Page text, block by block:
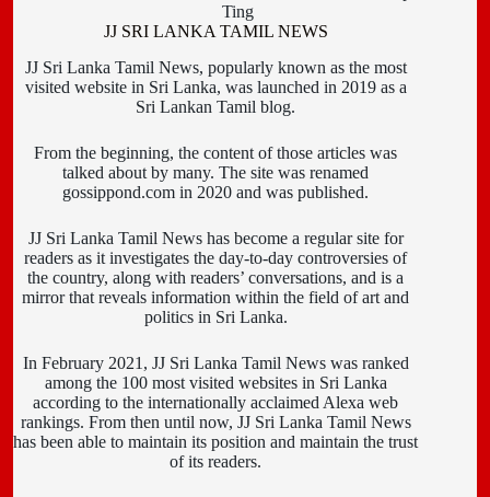
Ting
JJ SRI LANKA TAMIL NEWS
JJ Sri Lanka Tamil News, popularly known as the most
visited website in Sri Lanka, was launched in 2019 as a
Sri Lankan Tamil blog.
From the beginning, the content of those articles was
talked about by many. The site was renamed
gossippond.com in 2020 and was published.
JJ Sri Lanka Tamil News has become a regular site for
readers as it investigates the day-to-day controversies of
the country, along with readers’ conversations, and is a
mirror that reveals information within the field of art and
politics in Sri Lanka.
In February 2021, JJ Sri Lanka Tamil News was ranked
among the 100 most visited websites in Sri Lanka
according to the internationally acclaimed Alexa web
rankings. From then until now, JJ Sri Lanka Tamil News
has been able to maintain its position and maintain the trust
of its readers.